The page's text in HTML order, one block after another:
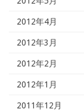
2012年4月
2012年3月
2012年2月
2012年1月
2011年12月